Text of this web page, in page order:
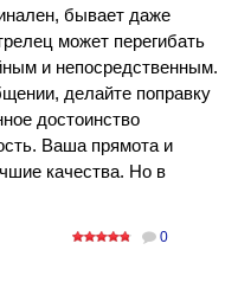
бывает даже
может перегибать
и непосредственным.
делайте поправку
достоинство
Ваша прямота и
качества. Но в
0